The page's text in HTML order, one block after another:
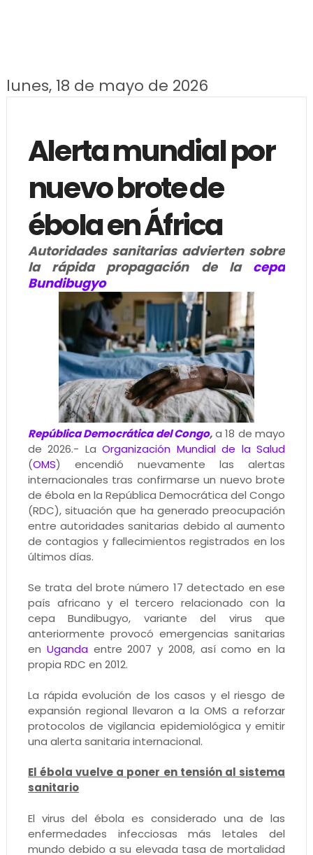
lunes, 18 de mayo de 2026
Alerta mundial por
nuevo brote de
ébola en África
Autoridades sanitarias advierten sobre
la rápida propagación de la cepa
Bundibugyo
República Democrática del Congo,a 18 de mayo
de 2026.- LaOrganización Mundial de la Salud
(OMS) encendió nuevamente las alertas
internacionales tras confirmarse un nuevo brote
de ébola en la República Democrática del Congo
(RDC), situación que ha generado preocupación
entre autoridades sanitarias debido al aumento
de contagios y fallecimientos registrados en los
últimos días.
Se trata del brote número 17 detectado en ese
país africano y el tercero relacionado con la
cepa Bundibugyo, variante del virus que
anteriormente provocó emergencias sanitarias
en Ugandaentre 2007 y 2008, así como en la
propia RDC en 2012.
La rápida evolución de los casos y el riesgo de
expansión regional llevaron a la OMS a reforzar
protocolos de vigilancia epidemiológica y emitir
una alerta sanitaria internacional.
El ébola vuelve a poner en tensión al sistema
sanitario
El virus del ébola es considerado una de las
enfermedades infecciosas más letales del
mundo debido a su elevada tasa de mortalidad